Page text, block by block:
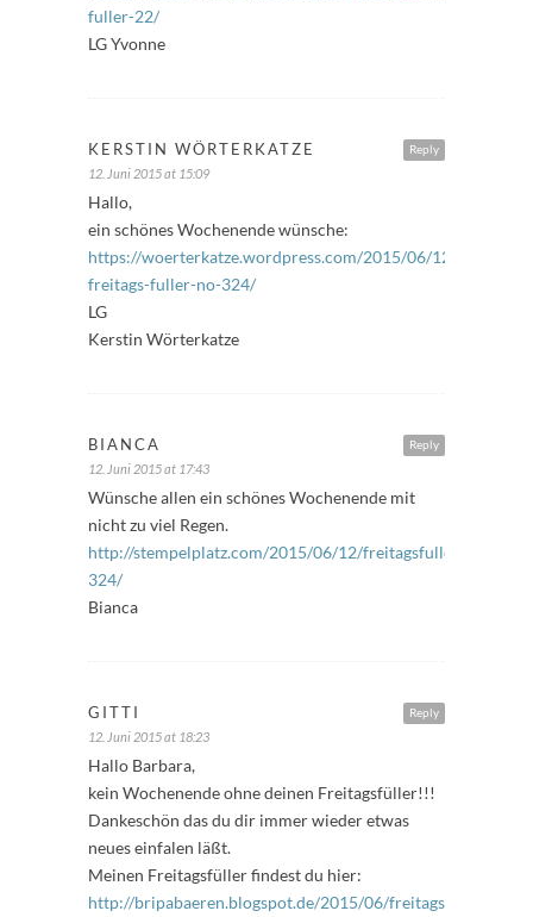
fuller-22/
LG Yvonne
Reply
KERSTIN WÖRTERKATZE
12. Juni 2015 at 15:09
Hallo,
ein schönes Wochenende wünsche:
https://woerterkatze.wordpress.com/2015/06/12/
freitags-fuller-no-324/
LG
Kerstin Wörterkatze
Reply
BIANCA
12. Juni 2015 at 17:43
Wünsche allen ein schönes Wochenende mit
nicht zu viel Regen.
http://stempelplatz.com/2015/06/12/freitagsfuller-
324/
Bianca
Reply
GITTI
12. Juni 2015 at 18:23
Hallo Barbara,
kein Wochenende ohne deinen Freitagsfüller!!!
Dankeschön das du dir immer wieder etwas
neues einfalen läßt.
Meinen Freitagsfüller findest du hier:
http://bripabaeren.blogspot.de/2015/06/freitagsfuller-